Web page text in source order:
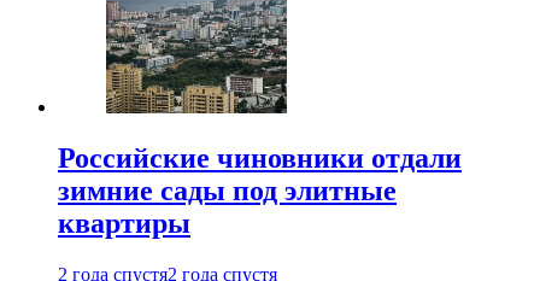
Российские чиновники отдали
зимние сады под элитные
квартиры
2 года спустя2 года спустя